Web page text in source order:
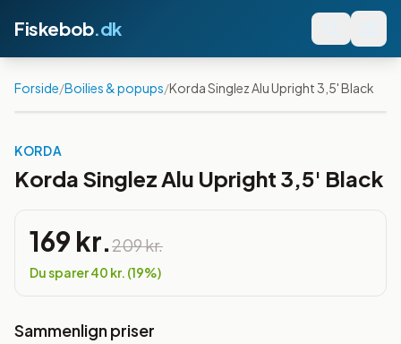
Fiskebob.dk
Forside/Boilies & popups/Korda Singlez Alu Upright 3,5' Black
KORDA
Korda Singlez Alu Upright 3,5' Black
169 kr.209 kr.
Du sparer40 kr. (19%)
Sammenlign priser